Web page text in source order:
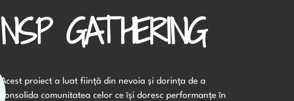
NSP GATHERING
Acest proiect a luat ființă din nevoia și dorința de a
consolida comunitatea celor ce își doresc performanțe în